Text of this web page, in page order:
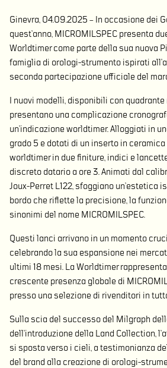
Ginevra, 04.09.2025 – In occasione dei
quest’anno, MICROMILSPEC presenta
Worldtimer come parte della sua nuova
famiglia di orologi-strumento ispirati
seconda partecipazione ufficiale del
I nuovi modelli, disponibili con quadrante
presentano una complicazione
un’indicazione worldtimer. Alloggiati in
grado 5 e dotati di un inserto in
worldtimer in due finiture, indici e
discreto datario a ore 3. Animati dal
Joux-Perret L122, sfoggiano un’estetica
bordo che riflette la precisione, la
sinonimi del nome MICROMILSPEC.
Questi lanci arrivano in un momento
celebrando la sua espansione nei
ultimi 18 mesi. La Worldtimer
crescente presenza globale di
presso una selezione di rivenditori in
Sulla scia del successo del Milgraph
dell’introduzione della Land Collection,
si sposta verso i cieli, a testimonianza
del brand alla creazione di orologi-